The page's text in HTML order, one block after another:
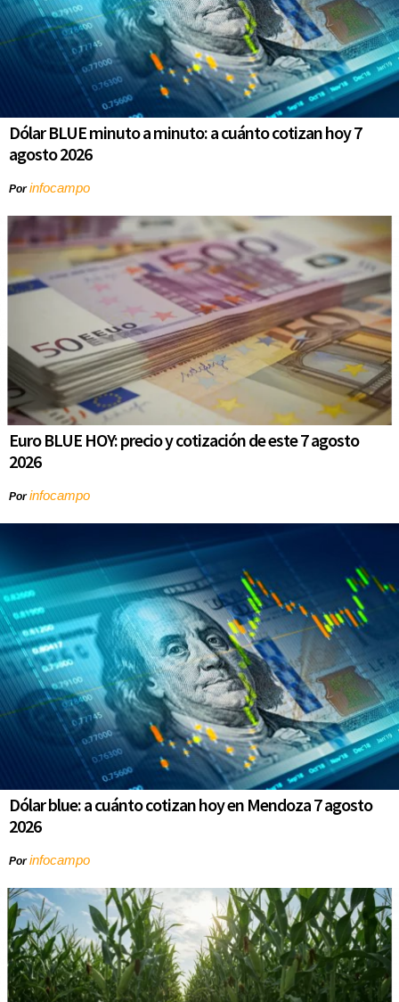
Dólar BLUE minuto a minuto: a cuánto cotizan hoy 7
agosto 2026
Porinfocampo
Euro BLUE HOY: precio y cotización de este 7 agosto
2026
Porinfocampo
Dólar blue: a cuánto cotizan hoy en Mendoza 7 agosto
2026
Porinfocampo